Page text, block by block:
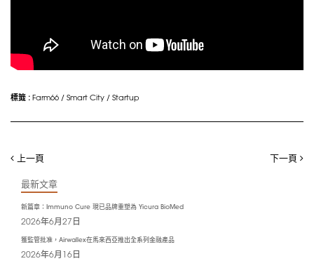
標籤 : Farm66 / Smart City / Startup
上一頁 下一頁
最新文章
新篇章：Immuno Cure 現已品牌重塑為 Yicura BioMed
2026年6月27日
獲監管批准，Airwallex在馬來西亞推出全系列金融產品
2026年6月16日